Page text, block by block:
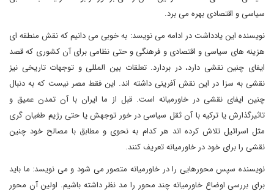
سیاسی و اقتصادی بهره می برد.
نویسنده این یادداشت در ادامه می نویسد: به خوبی می دانیم که نقش منطقه ای
هزینه های سیاسی و اقتصادی و فرهنگی و حتی نظامی برای آن کشوری که قصد
ایفای چنین نقشی دارد، در بردارد. تعلقات بین المللی و توجهات تاریخی نیز
نقشی به سزا در این نقش آفرینی داشته اند. این فقط مصر نیست که به دنبال
چنین ایفای نقشی در خاورمیانه است. قبل از ما ایران با آن تمدن عمیق و
تاثیرگذارش یا ترکیه با آن ثقل سیاسی در خور توجهش یا حتی رژیم طغیان گری
مثل اسرائیل تلاش کرده اند هر کدام به نحوی و مطابق با مصالح خود چنین
نقشی را برای خود در خاورمیانه تعریف کنند.
نویسنده سپس محورهایی را در خاورمیانه متصور می شود و می نویسد: ما باید
برای بررسی اوضاع خاورمیانه چند محور را مد نظر داشته باشیم. اولین آن محور